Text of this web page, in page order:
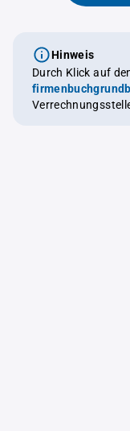
Hinweis
Durch Klick auf